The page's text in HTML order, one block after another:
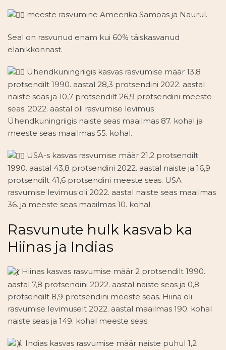
meeste rasvumine Ameerika Samoas ja Naurul.
Seal on rasvunud enam kui 60% täiskasvanud
elanikkonnast.
Ühendkuningriigis kasvas rasvumise määr 13,8
protsendilt 1990. aastal 28,3 protsendini 2022. aastal
naiste seas ja 10,7 protsendilt 26,9 protsendini meeste
seas. 2022. aastal oli rasvumise levimus
Ühendkuningriigis naiste seas maailmas 87. kohal ja
meeste seas maailmas 55. kohal.
USA-s kasvas rasvumise määr 21,2 protsendilt
1990. aastal 43,8 protsendini 2022. aastal naiste ja 16,9
protsendilt 41,6 protsendini meeste seas. USA
rasvumise levimus oli 2022. aastal naiste seas maailmas
36. ja meeste seas maailmas 10. kohal.
Rasvunute hulk kasvab ka
Hiinas ja Indias
Hiinas kasvas rasvumise määr 2 protsendilt 1990.
aastal 7,8 protsendini 2022. aastal naiste seas ja 0,8
protsendilt 8,9 protsendini meeste seas. Hiina oli
rasvumise levimuselt 2022. aastal maailmas 190. kohal
naiste seas ja 149. kohal meeste seas.
Indias kasvas rasvumise määr naiste puhul 1,2